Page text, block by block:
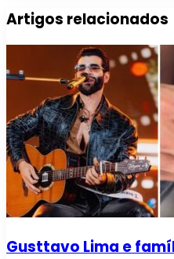
Artigos relacionados
Gusttavo Lima e